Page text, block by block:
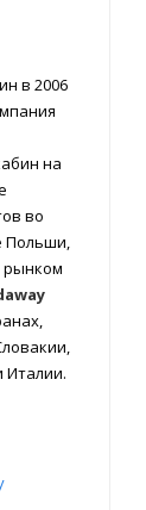
в 2006
на
во
Польши,
рынком
Италии.